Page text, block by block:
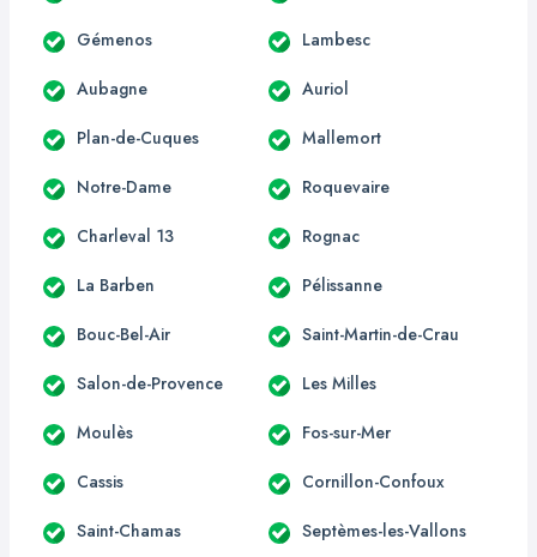
Gémenos Lambesc
Aubagne Auriol
Plan-de-Cuques Mallemort
Notre-Dame Roquevaire
Charleval 13 Rognac
La Barben Pélissanne
Bouc-Bel-Air Saint-Martin-de-Crau
Salon-de-Provence Les Milles
Moulès Fos-sur-Mer
Cassis Cornillon-Confoux
Saint-Chamas Septèmes-les-Vallons